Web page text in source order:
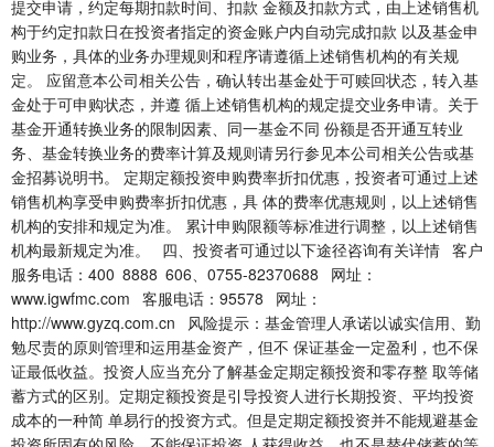
提交申请，约定每期扣款时间、扣款 金额及扣款方式，由上述销售机
构于约定扣款日在投资者指定的资金账户内自动完成扣款 以及基金申
购业务，具体的业务办理规则和程序请遵循上述销售机构的有关规
定。 应留意本公司相关公告，确认转出基金处于可赎回状态，转入基
金处于可申购状态，并遵 循上述销售机构的规定提交业务申请。关于
基金开通转换业务的限制因素、同一基金不同 份额是否开通互转业
务、基金转换业务的费率计算及规则请另行参见本公司相关公告或基
金招募说明书。 定期定额投资申购费率折扣优惠，投资者可通过上述
销售机构享受申购费率折扣优惠，具 体的费率优惠规则，以上述销售
机构的安排和规定为准。 累计申购限额等标准进行调整，以上述销售
机构最新规定为准。 四、投资者可通过以下途径咨询有关详情 客户
服务电话：400 8888 606、0755-82370688 网址：
www.igwfmc.com 客服电话：95578 网址：
http://www.gyzq.com.cn 风险提示：基金管理人承诺以诚实信用、勤
勉尽责的原则管理和运用基金资产，但不 保证基金一定盈利，也不保
证最低收益。投资人应当充分了解基金定期定额投资和零存整 取等储
蓄方式的区别。定期定额投资是引导投资人进行长期投资、平均投资
成本的一种简 单易行的投资方式。但是定期定额投资并不能规避基金